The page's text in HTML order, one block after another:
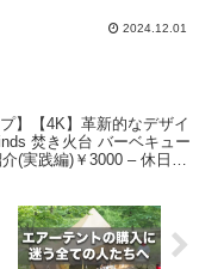
タッチタープの紹介 –
2024.12.01
】【4K】革新的なデザイ
焚き火台 バーベキュー
(実践編)￥3000 – 休日や